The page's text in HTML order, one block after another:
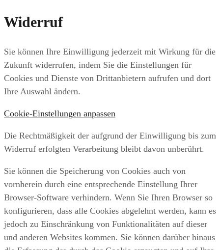
Widerruf
Sie können Ihre Einwilligung jederzeit mit Wirkung für die
Zukunft widerrufen, indem Sie die Einstellungen für
Cookies und Dienste von Drittanbietern aufrufen und dort
Ihre Auswahl ändern.
Cookie-Einstellungen anpassen
Die Rechtmäßigkeit der aufgrund der Einwilligung bis zum
Widerruf erfolgten Verarbeitung bleibt davon unberührt.
Sie können die Speicherung von Cookies auch von
vornherein durch eine entsprechende Einstellung Ihrer
Browser-Software verhindern. Wenn Sie Ihren Browser so
konfigurieren, dass alle Cookies abgelehnt werden, kann es
jedoch zu Einschränkung von Funktionalitäten auf dieser
und anderen Websites kommen. Sie können darüber hinaus